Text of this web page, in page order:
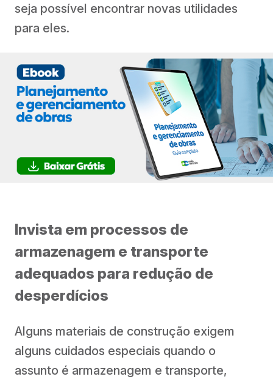
seja possível encontrar novas utilidades
para eles.
Invista em processos de
armazenagem e transporte
adequados para redução de
desperdícios
Alguns materiais de construção exigem
alguns cuidados especiais quando o
assunto é armazenagem e transporte,